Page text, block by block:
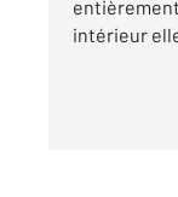
intérieur